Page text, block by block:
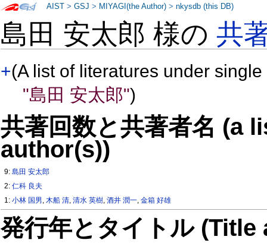
島田 安太郎 様の共
+(A list of literatures under
"島田 安太郎")
共著回数と共著者名 (a
author(s))
9:島田 安太郎
2:仁科 良夫
1:小林 国男,木船 清,清水 英樹,酒井 潤一,金箱 好雄
発行年とタイトル
AIST >GSJ > MIYAGI(the Author) >nkysdb (this DB)